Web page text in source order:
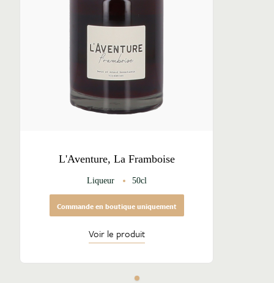
L'Aventure, La Framboise
Liqueur 50cl
Commande en boutique uniquement
Voir le produit